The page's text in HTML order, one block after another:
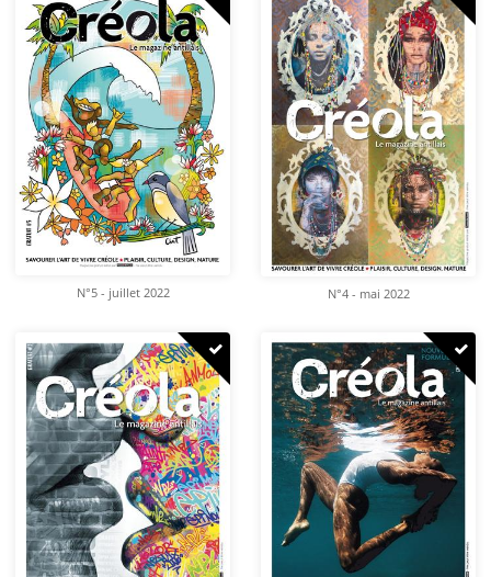
N°5 - juillet 2022 N°4 - mai 2022